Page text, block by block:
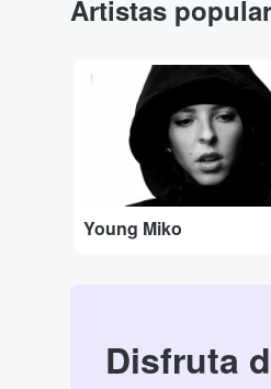
Artistas
...
Young Miko
Disfruta